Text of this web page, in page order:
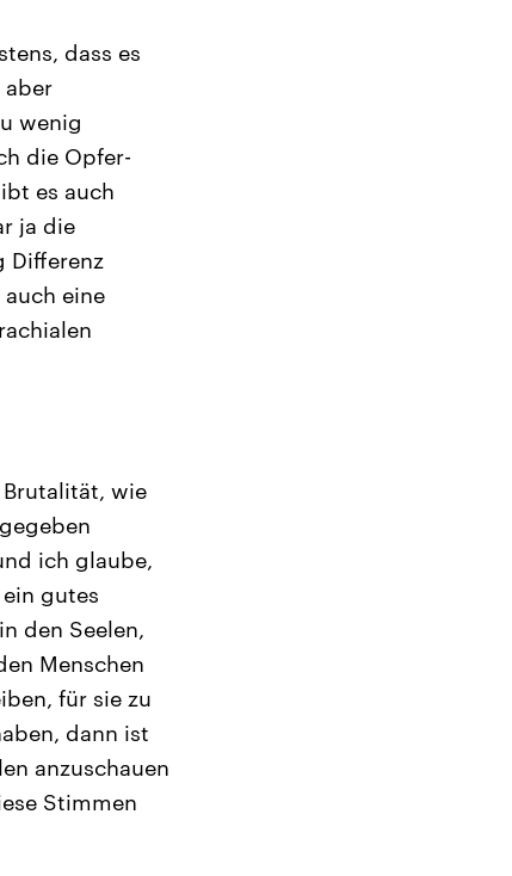
dass es
aber
wenig
die Opfer-
es auch
ja die
Differenz
eine
Brutalität, wie
ich glaube,
gutes
den Seelen,
Menschen
für sie zu
dann ist
anzuschauen
Stimmen